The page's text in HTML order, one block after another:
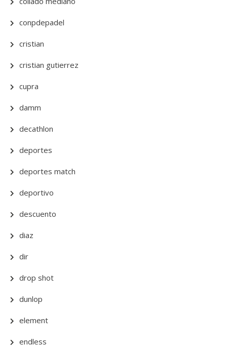
conpdepadel
cristian
cristian gutierrez
cupra
damm
decathlon
deportes
deportes match
deportivo
descuento
diaz
dir
drop shot
dunlop
element
endless